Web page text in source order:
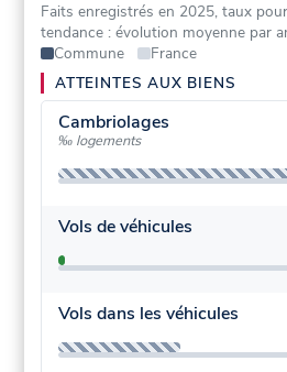
Faits enregistrés en 2025, taux
tendance : évolution moyenne par
Commune
France
ATTEINTES AUX BIENS
Cambriolages
‰ logements
Vols de véhicules
Vols dans les véhicules